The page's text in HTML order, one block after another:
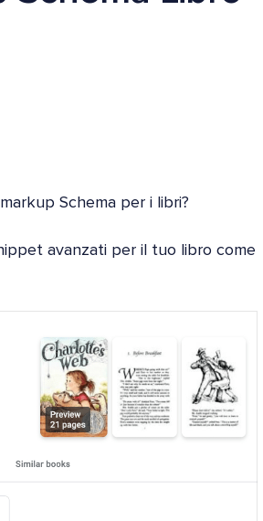
Schema per i libri?
avanzati per il tuo libro come